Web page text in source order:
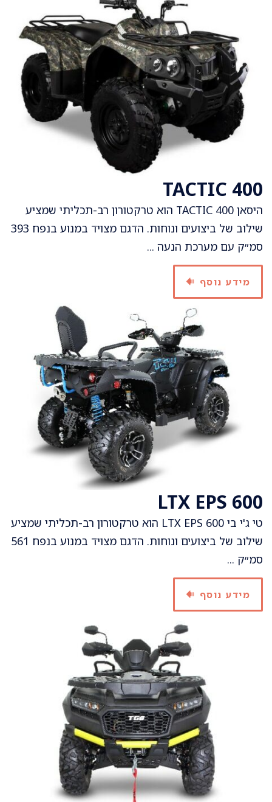
TACTIC 400
היסאן TACTIC 400 הוא טרקטורון רב-תכליתי שמציע
שילוב של ביצועים ונוחות. הדגם מצויד במנוע בנפח 393
סמ״ק עם מערכת הנעה ...
מידע נוסף
600 LTX EPS
טי ג'י בי 600 LTX EPS הוא טרקטורון רב-תכליתי שמציע
שילוב של ביצועים ונוחות. הדגם מצויד במנוע בנפח 561
סמ״ק ...
מידע נוסף